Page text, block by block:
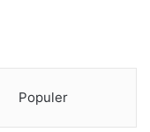
Populer